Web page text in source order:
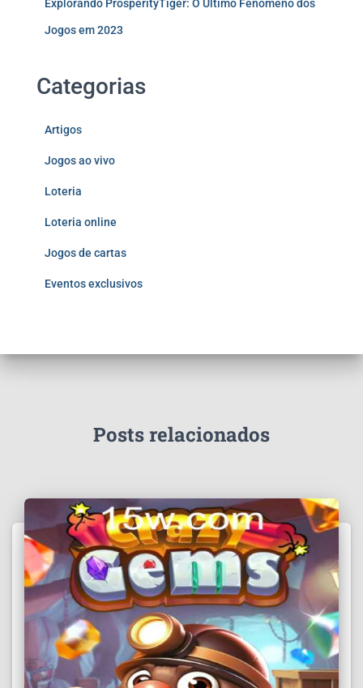
Explorando ProsperityTiger: O Último Fenômeno dos
Jogos em 2023
Categorias
Artigos
Jogos ao vivo
Loteria
Loteria online
Jogos de cartas
Eventos exclusivos
Posts relacionados